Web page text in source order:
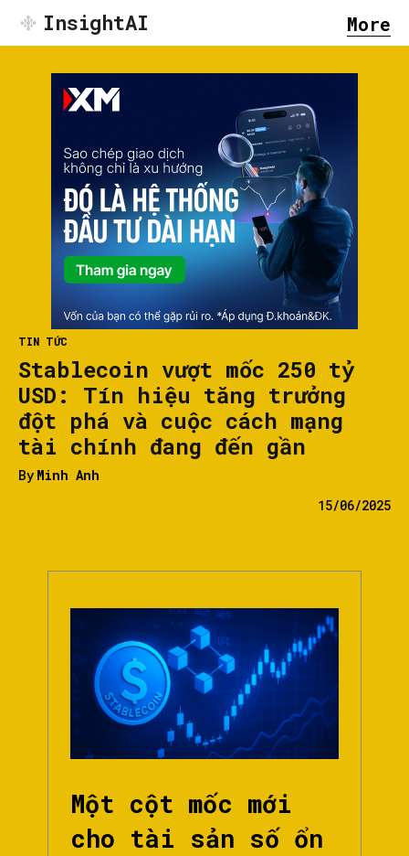
InsightAI More
TIN TỨC
Stablecoin vượt mốc 250 tỷ
USD: Tín hiệu tăng trưởng
đột phá và cuộc cách mạng
tài chính đang đến gần
By Minh Anh
15/06/2025
Một cột mốc mới
cho tài sản số ổn